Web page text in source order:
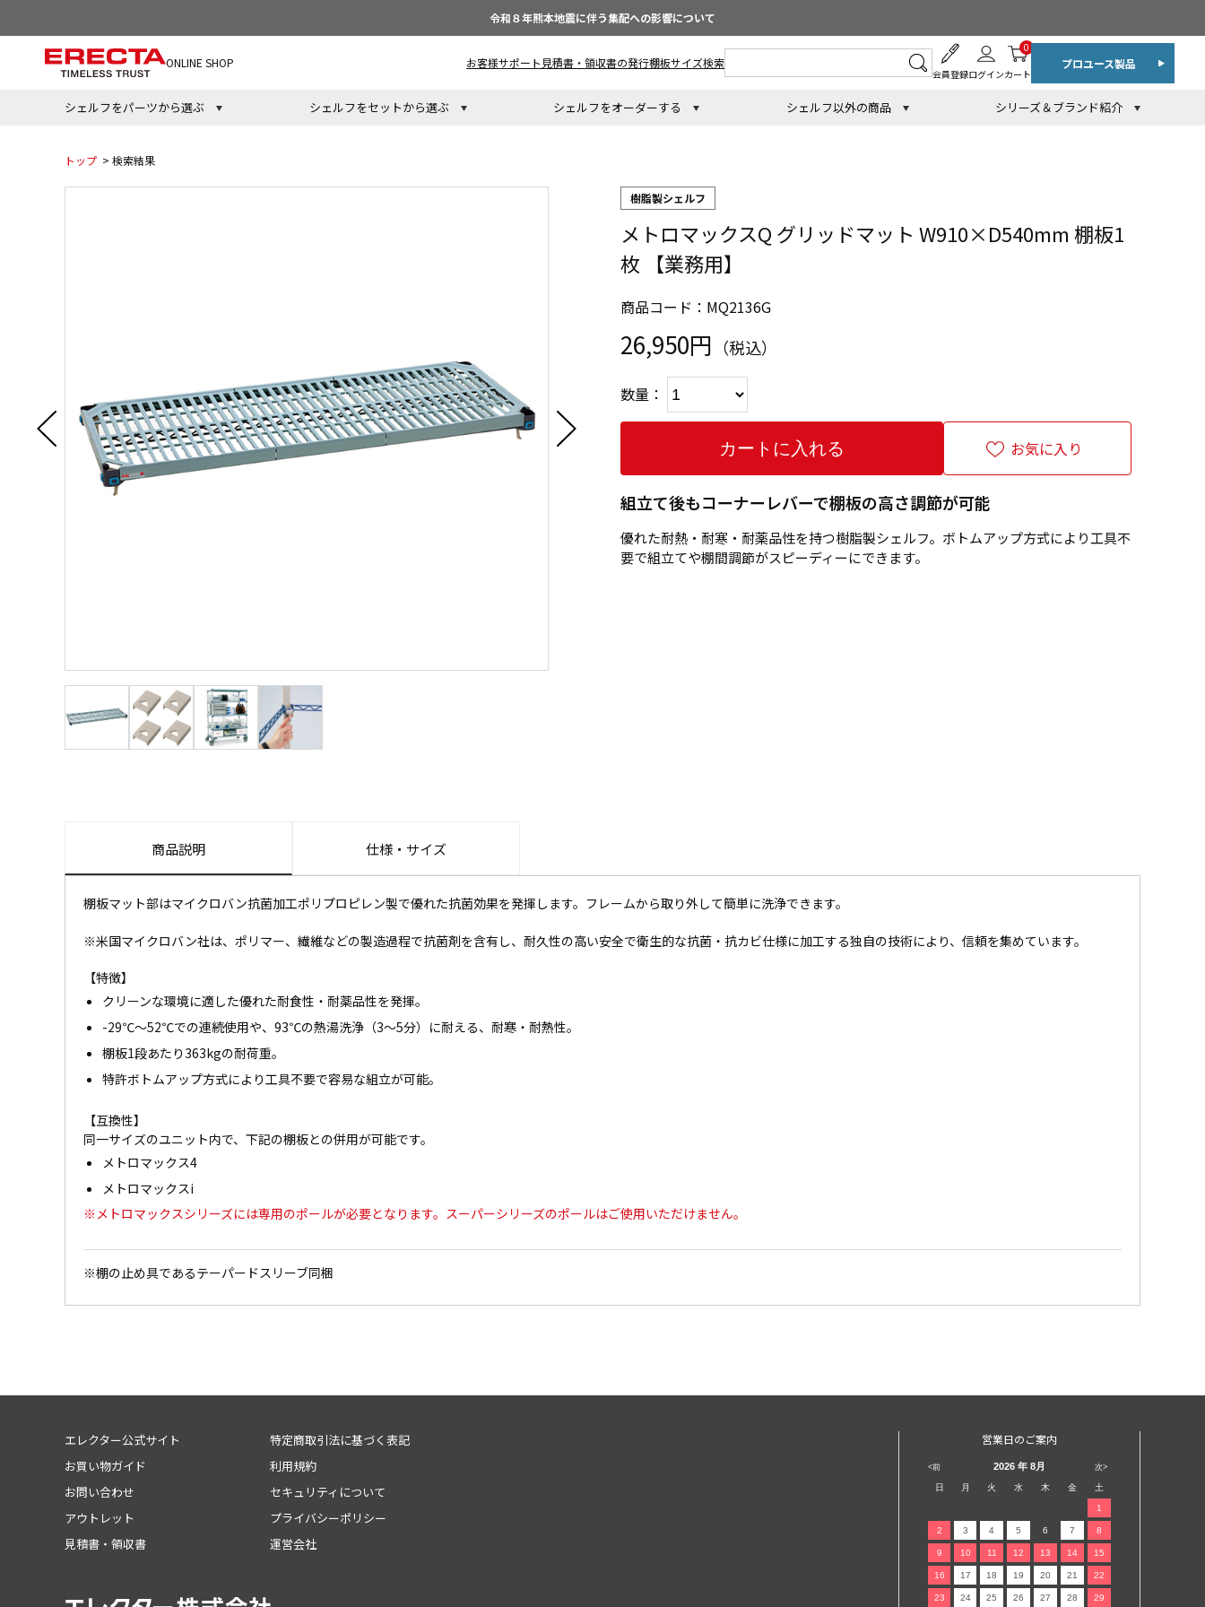
令和８年熊本地震に伴う集配への影響について
ONLINE SHOP お客様サポート 見積書・領収書の発行棚板サイズ検索
会員登録ログインカート
0
プロユース製品
シェルフをパーツから選ぶ シェルフをセットから選ぶ シェルフをオーダーする シェルフ以外の商品 シリーズ＆ブランド紹介
トップ > 検索結果
樹脂製シェルフ
メトロマックスQ グリッドマット W910×D540mm 棚板1
枚 【業務用】
商品コード：MQ2136G
26,950円 （税込）
数量：
お気に入り
組立て後もコーナーレバーで棚板の高さ調節が可能
優れた耐熱・耐寒・耐薬品性を持つ樹脂製シェルフ。ボトムアップ方式により工具不
要で組立てや棚間調節がスピーディーにできます。
商品説明 仕様・サイズ
棚板マット部はマイクロバン抗菌加工ポリプロピレン製で優れた抗菌効果を発揮します。フレームから取り外して簡単に洗浄できます。
※米国マイクロバン社は、ポリマー、繊維などの製造過程で抗菌剤を含有し、耐久性の高い安全で衛生的な抗菌・抗カビ仕様に加工する独自の技術により、信頼を集めています。
【特徴】
クリーンな環境に適した優れた耐食性・耐薬品性を発揮。
-29℃～52℃での連続使用や、93℃の熱湯洗浄（3～5分）に耐える、耐寒・耐熱性。
棚板1段あたり363kgの耐荷重。
特許ボトムアップ方式により工具不要で容易な組立が可能。
【互換性】
同一サイズのユニット内で、下記の棚板との併用が可能です。
メトロマックス4
メトロマックスi
※メトロマックスシリーズには専用のポールが必要となります。スーパーシリーズのポールはご使用いただけません。
※棚の止め具であるテーパードスリーブ同梱
エレクター公式サイト
お買い物ガイド
お問い合わせ
アウトレット
見積書・領収書
特定商取引法に基づく表記
利用規約
セキュリティについて
プライバシーポリシー
運営会社
営業日のご案内
<前 次>
2026 年 8月
日 月 火 水 木 金 土
1
2 3 4 5 6 7 8
9 10 11 12 13 14 15
16 17 18 19 20 21 22
23 24 25 26 27 28 29